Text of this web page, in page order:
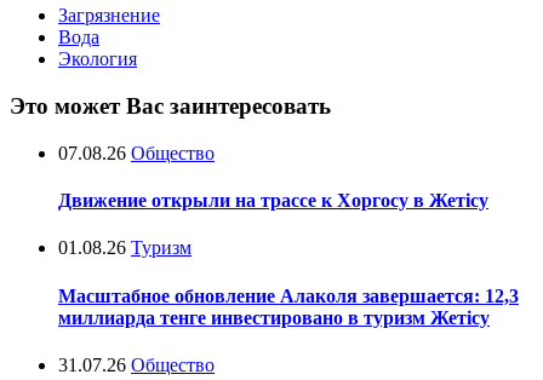
Загрязнение
Вода
Экология
Это может Вас заинтересовать
07.08.26 Общество
Движение открыли на трассе к Хоргосу в Жетісу
01.08.26 Туризм
Масштабное обновление Алаколя завершается: 12,3
миллиарда тенге инвестировано в туризм Жетісу
31.07.26 Общество